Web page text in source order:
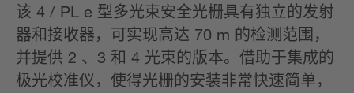
该 4 / PL e 型多光束安全光栅具有独立的发射
器和接收器，可实现高达 70 m 的检测范围，
并提供 2 、3 和 4 光束的版本。借助于集成的
极光校准仪，使得光栅的安装非常快速简单，